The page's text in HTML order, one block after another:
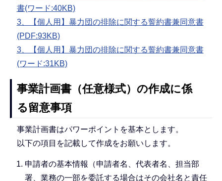
書(ワード:40KB)
3、【個人用】暴力団の排除に関する誓約書兼同意書
(PDF:93KB)
3、【個人用】暴力団の排除に関する誓約書兼同意書
(ワード:31KB)
事業計画書（任意様式）の作成に係
る留意事項
事業計画書はパワーポイントを基本とします。
以下の項目を記載して作成をお願いします。
申請者の基本情報（申請者名、代表者名、担当部
署、業務の一部を委託する場合はその会社名と責任